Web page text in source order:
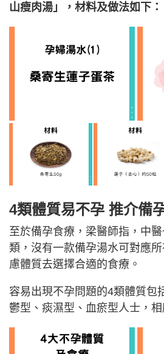
山瘦肉湯」，材料及做法如下：
4類體質易不孕 推介備
至於備孕食療，梁醫師指，中
類，沒有一款備孕湯水可對應
慮體質去選擇合適的食療。
容易出現不孕問題的4類體質包
鬱型、痰濕型、血瘀型人士，相